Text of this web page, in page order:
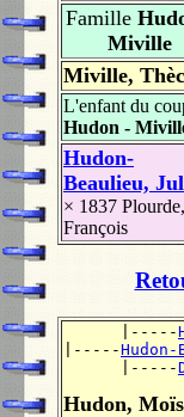
Famille
Miville
Miville,
L'enfant du
Hudon -
Hudon-
Beaulieu,
× 1837 Plourde,
François
      |-----
|-----
      |-----
Hudon,